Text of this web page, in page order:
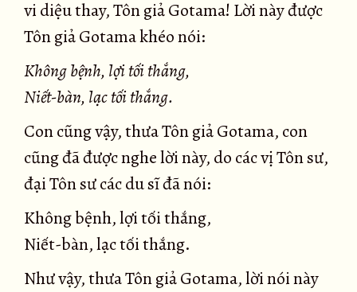
vi diệu thay, Tôn giả Gotama! Lời này được
Tôn giả Gotama khéo nói:
Không bệnh, lợi tối thắng,
Niết-bàn, lạc tối thắng.
Con cũng vậy, thưa Tôn giả Gotama, con
cũng đã được nghe lời này, do các vị Tôn sư,
đại Tôn sư các du sĩ đã nói:
Không bệnh, lợi tối thắng,
Niết-bàn, lạc tối thắng.
Như vậy, thưa Tôn giả Gotama, lời nói này